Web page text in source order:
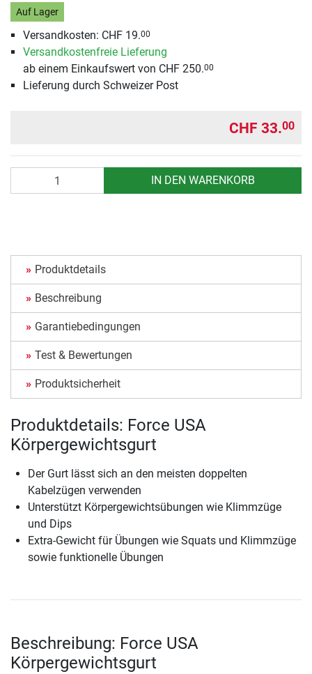
Auf Lager
Versandkosten: CHF 19.00
Versandkostenfreie Lieferung
ab einem Einkaufswert von CHF 250.00
Lieferung durch Schweizer Post
CHF 33.00
IN DEN WARENKORB
Produktdetails
Beschreibung
Garantiebedingungen
Test & Bewertungen
Produktsicherheit
Produktdetails: Force USA
Körpergewichtsgurt
Der Gurt lässt sich an den meisten doppelten
Kabelzügen verwenden
Unterstützt Körpergewichtsübungen wie Klimmzüge
und Dips
Extra-Gewicht für Übungen wie Squats und Klimmzüge
sowie funktionelle Übungen
Beschreibung: Force USA
Körpergewichtsgurt